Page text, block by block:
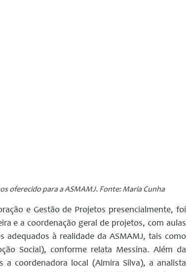
oferecido para a ASMAMJ. Fonte: Maria Cunha
e Gestão de Projetos presencialmente, foi
e a coordenação geral de projetos, com aulas
adequados à realidade da ASMAMJ, tais como
Social), conforme relata Messina. Além da
a coordenadora local (Almira Silva), a analista